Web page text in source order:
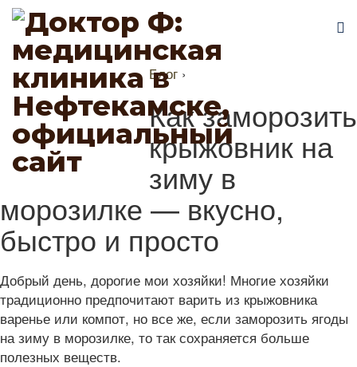
Блог ›
Как заморозить
крыжовник на
зиму в
морозилке — вкусно,
быстро и просто
Добрый день, дорогие мои хозяйки! Многие хозяйки
традиционно предпочитают варить из крыжовника
варенье или компот, но все же, если заморозить ягоды
на зиму в морозилке, то так сохраняется больше
полезных веществ.